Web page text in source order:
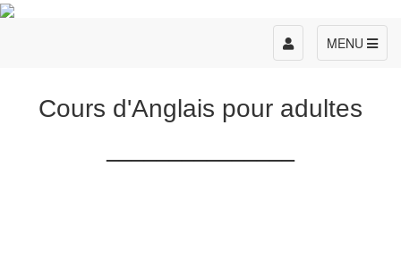
MENU
Toggle
navigation
Cours d'Anglais pour adultes